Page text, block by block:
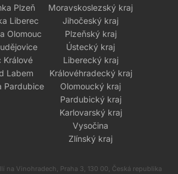
Plzeň
Liberec
Olomouc
Králové
Labem
Pardubice
Moravskoslezský kraj
Jihočeský kraj
Plzeňský kraj
Ústecký kraj
Liberecký kraj
Královéhradecký kraj
Olomoucký kraj
Pardubický kraj
Karlovarský kraj
Vysočina
Zlínský kraj
na Vinohradech, Praha 3, 130 00, Česká republika